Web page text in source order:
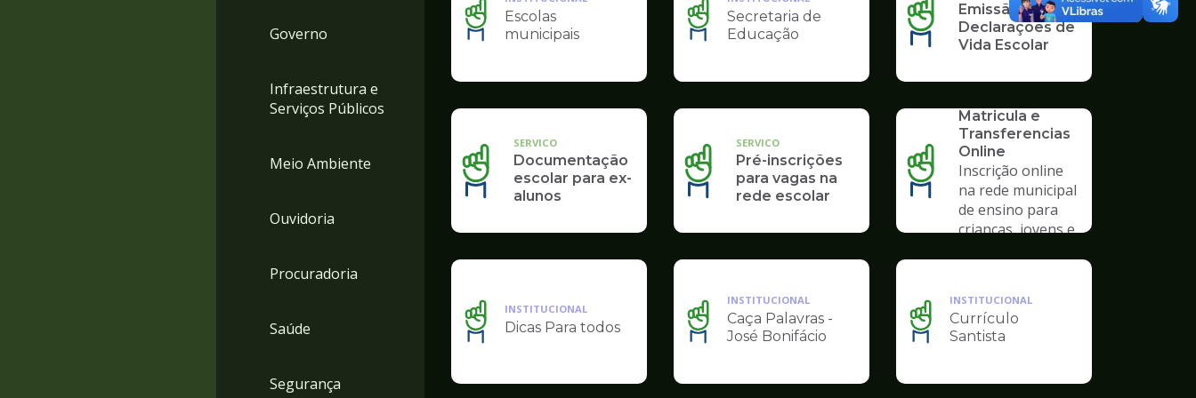
Governo
Infraestrutura e
Serviços Públicos
Meio Ambiente
Ouvidoria
Procuradoria
Saúde
Segurança
Ilustração
da
de
Educação
Escolas
municipais
Ilustração
da
de
Educação
Secretaria de
Educação
Emissão de
Declarações de
Vida Escolar
SERVICO
Documentação
escolar para ex-
alunos
SERVICO
Pré-inscrições
para vagas na
rede escolar
SERVICO
Matricula e
Transferencias
Online
Inscrição online
na rede municipal
de ensino para
crianças, jovens e
Ilustração
da
de
INSTITUCIONAL
Dicas Para todos
Ilustração
da
de
INSTITUCIONAL
Caça Palavras -
José Bonifácio
Ilustração
da
de
INSTITUCIONAL
Currículo
Santista